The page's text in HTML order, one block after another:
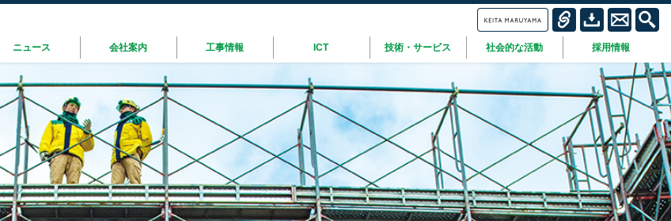
ニュース 会社案内 工事情報 ICT 技術・サービス 社会的な活動 採用情報